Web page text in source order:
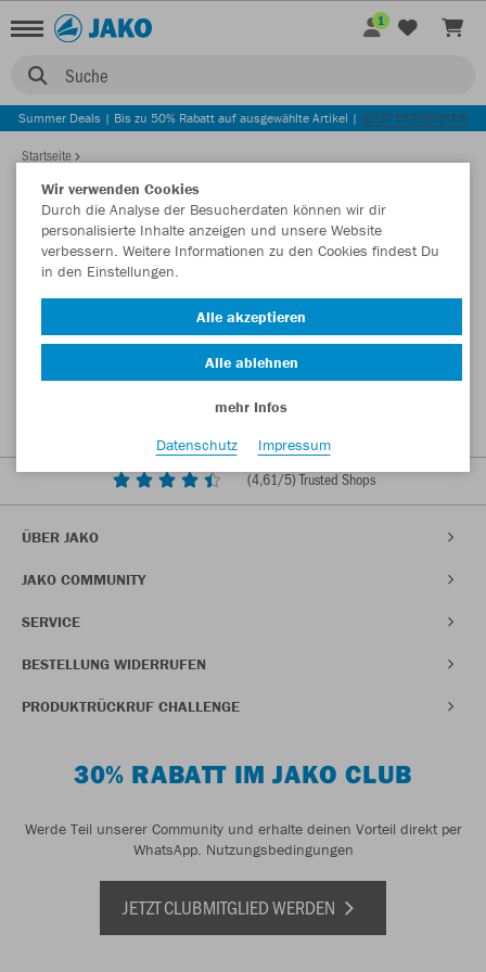
Suche
1
Summer Deals | Bis zu 50% Rabatt auf ausgewählte Artikel | JETZT ENTDECKEN
Startseite
(4,61/5) Trusted Shops
ÜBER JAKO
JAKO COMMUNITY
SERVICE
BESTELLUNG WIDERRUFEN
PRODUKTRÜCKRUF CHALLENGE
30% RABATT IM JAKO CLUB
Werde Teil unserer Community und erhalte deinen Vorteil direkt per
WhatsApp. Nutzungsbedingungen
JETZT CLUBMITGLIED WERDEN
Wir verwenden Cookies
Durch die Analyse der Besucherdaten können wir dir
personalisierte Inhalte anzeigen und unsere Website
verbessern. Weitere Informationen zu den Cookies findest Du
in den Einstellungen.
Alle akzeptieren
Alle ablehnen
mehr Infos
Datenschutz
Impressum